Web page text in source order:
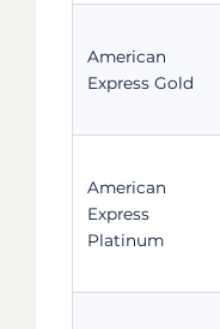
American
Express Gold
American
Express
Platinum